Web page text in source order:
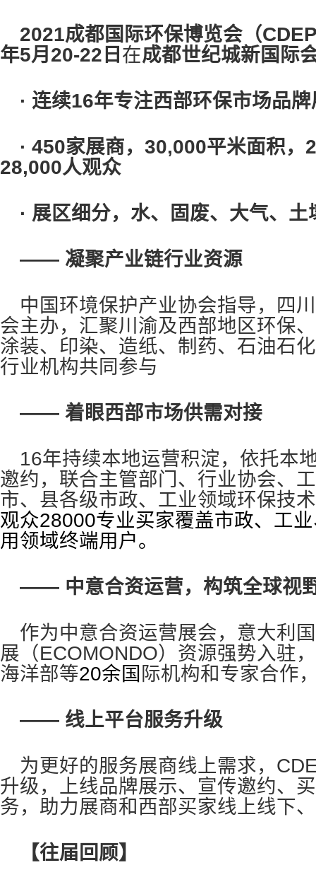
2021成都国际环保博览会（
年5月20-22日 在成都世纪城新国际
· 连续16年专注西部环保市场品牌
· 450家展商，30,000平米面积，
28,000人观众
· 展区细分，水、固废、大气、
—— 凝聚产业链行业资源
中国环境保护产业协会指导，四
会主办，汇聚川渝及西部地区环保
涂装、印染、造纸、制药、石油石
行业机构共同参与
—— 着眼西部市场供需对接
16年持续本地运营积淀，依托本
邀约，联合主管部门、行业协会、
市、县各级市政、工业领域环保技
观众28000专业买家覆盖市政、工
用领域终端用户。
—— 中意合资运营，构筑全球视
作为中意合资运营展会，意大利
展（ECOMONDO）资源强势入驻
海洋部等20余国 际机构和专家合作
—— 线上平台服务升级
为更好的服务展商线上需求，
升级，上线品牌展示、宣传邀约、
务，助力展商和西部买家线上线下
【往届回顾】